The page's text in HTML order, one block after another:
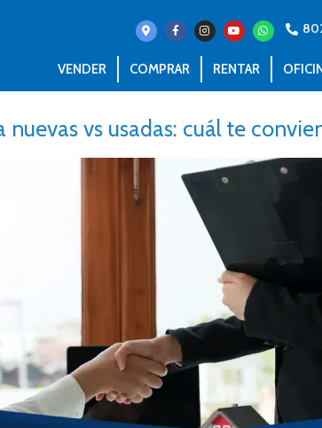
VENDER COMPRAR RENTAR
nuevas vs usadas: cuál te